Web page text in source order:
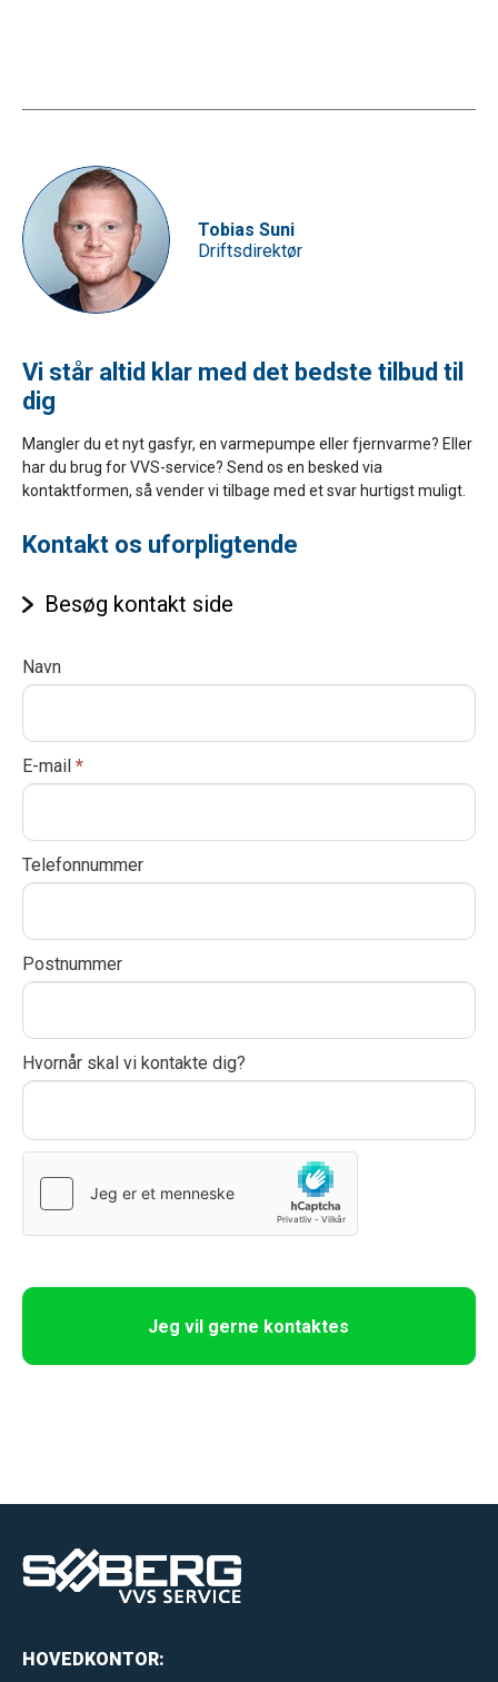
Tobias Suni
Driftsdirektør
Vi står altid klar med det bedste tilbud til
dig
Mangler du et nyt gasfyr, en varmepumpe eller fjernvarme? Eller
har du brug for VVS-service? Send os en besked via
kontaktformen, så vender vi tilbage med et svar hurtigst muligt.
Kontakt os uforpligtende
Besøg kontakt side
Kontakt
os
Navn
E-mail *
Telefonnummer
Postnummer
Hvornår skal vi kontakte dig?
I
o
u
e
u
m
,
a
v
e
t
f
b
a
.
Jeg vil gerne kontaktes
HOVEDKONTOR: